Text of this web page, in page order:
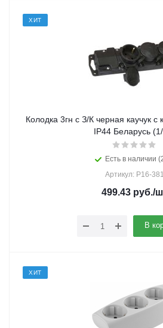
ХИТ
Колодка 3гн с З/К черная каучук
IP44 Беларусь
Есть в наличии
Артикул: Р16-381
499.43руб./
В
ХИТ